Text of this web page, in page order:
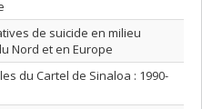
de suicide en milieu
Nord et en Europe
du Cartel de Sinaloa : 1990-